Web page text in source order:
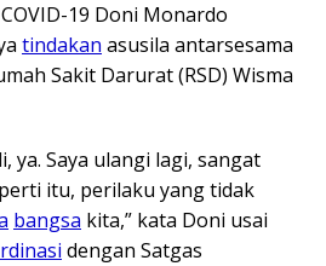
19 Doni Monardo
tindakan asusila antarsesama
Sakit Darurat (RSD) Wisma
ya. Saya ulangi lagi, sangat
itu, perilaku yang tidak
bangsa kita,” kata Doni usai
dengan Satgas